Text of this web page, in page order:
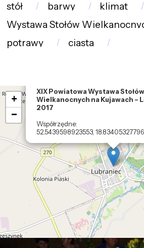
stół
barwy klimat
Wystawa Stołów
potrawy
ciasta
Loading map ....XIX Powiatowa Wystawa Stołów
Wielkanocnych na Kujawach –
2017
Współrzędne:
52.5439598923553,
+
−